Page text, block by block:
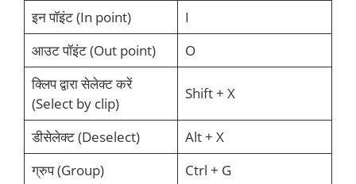
इन पॉइंट (In point)
I
आउट पॉइंट (Out point)
O
क्लिप द्वारा सेलेक्ट करें
(Select by clip)
Shift + X
डीसेलेक्ट (Deselect)
Alt + X
ग्रुप (Group)
Ctrl + G